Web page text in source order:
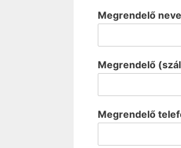
Megrendelő neve
Megrendelő
Megrendelő